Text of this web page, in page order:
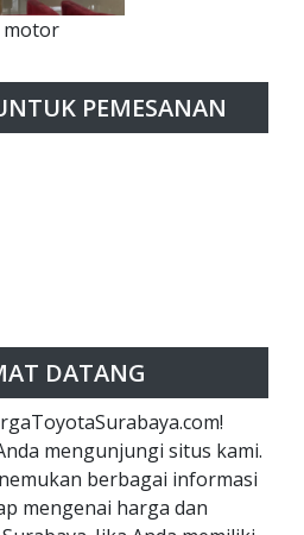
motor
PEMESANAN
DATANG
mengunjungi situs kami.
berbagai informasi
mengenai harga dan